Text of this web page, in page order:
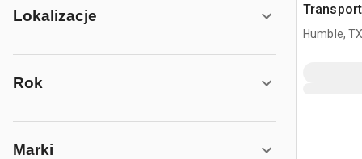
Lokalizacje
Rok
Marki
Flatbed
Humble,